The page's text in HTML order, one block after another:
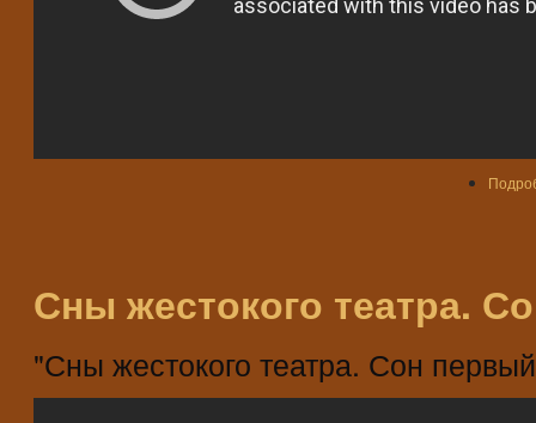
Сны жестокого театра.
"Сны жестокого театра. Сон